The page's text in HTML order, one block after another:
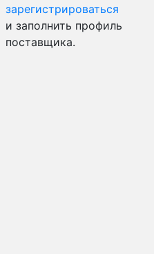
зарегистрироваться
и заполнить профиль
поставщика.